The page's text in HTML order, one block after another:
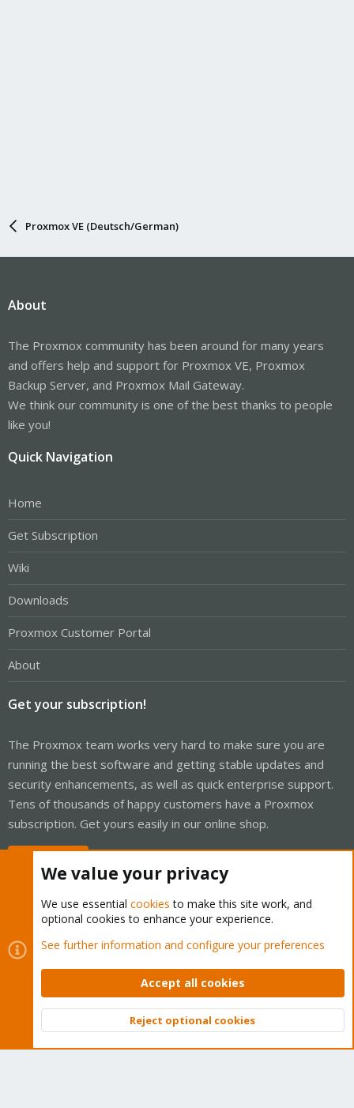
Proxmox VE (Deutsch/German)
About
The Proxmox community has been around for many years
and offers help and support for Proxmox VE, Proxmox
Backup Server, and Proxmox Mail Gateway.
We think our community is one of the best thanks to people
like you!
Quick Navigation
Home
Get Subscription
Wiki
Downloads
Proxmox Customer Portal
About
Get your subscription!
The Proxmox team works very hard to make sure you are
running the best software and getting stable updates and
security enhancements, as well as quick enterprise support.
Tens of thousands of happy customers have a Proxmox
subscription. Get yours easily in our online shop.
Cookies
Proxmox Support Forum - Light Mode
Contact us
Terms and rules Privacy policy Help Home
Community platform by XenForo © 2010-2026 XenForo Ltd.
Top
We value your privacy
We use essential cookies to make this site work, and
optional cookies to enhance your experience.
See further information and configure your preferences
Accept all cookies
Reject optional cookies